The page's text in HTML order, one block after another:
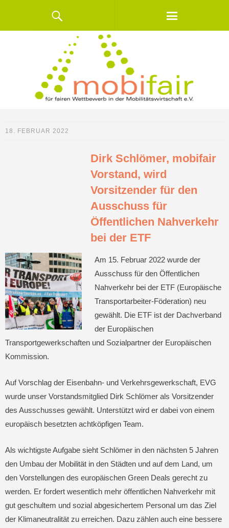
18. FEBRUAR 2022
Dirk Schlömer, mobifair
Vorstand, wird
Vorsitzender für den
Ausschuss für
Öffentlichen Nahverkehr
bei der ETF
Am 15. Februar 2022 wurde der
Ausschuss für den Öffentlichen
Nahverkehr bei der ETF (Europäische
Transportarbeiter-Föderation) neu
gewählt. Die ETF ist der Dachverband
der Europäischen
Transportgewerkschaften und Sozialpartner der Europäischen
Kommission.
Auf Vorschlag der Eisenbahn- und Verkehrsgewerkschaft, EVG
wurde unser Vorstandsmitglied Dirk Schlömer als Vorsitzender
des Ausschusses gewählt. Unterstützt wird er dabei von einem
europäisch besetzten achtköpfigen Team.
Als wichtigste Aufgabe sieht Schlömer in den nächsten 5 Jahren
den Umbau der Mobilität in den Städten und auf dem Land, um
den Vorstellungen des europäischen Green Deals gerecht zu
werden. Er fordert wesentlich mehr öffentlichen Nahverkehr mit
gut geschultem und sozial abgesichertem Personal um das Ziel
der Klimaneutralität zu erreichen. Dazu zählen auch eine bessere